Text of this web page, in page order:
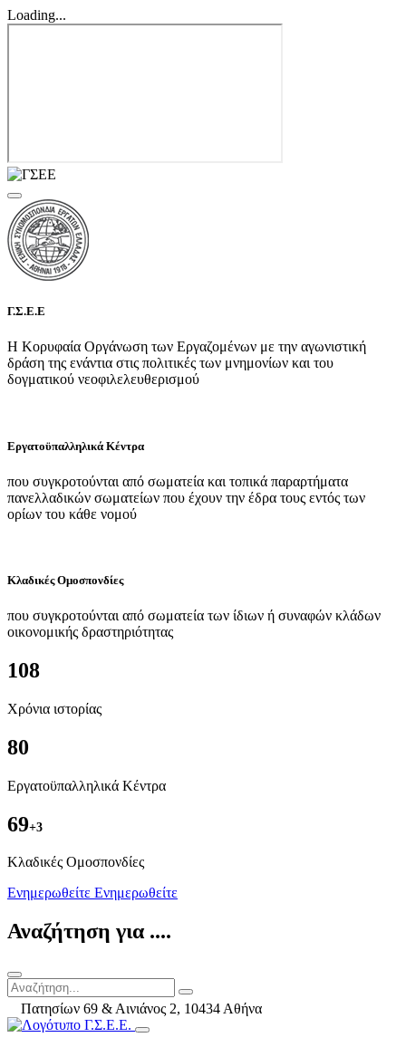
Loading...
Γ.Σ.Ε.Ε
Η Κορυφαία Οργάνωση των Εργαζομένων με την αγωνιστική
δράση της ενάντια στις πολιτικές των μνημονίων και του
δογματικού νεοφιλελευθερισμού
Εργατοϋπαλληλικά Κέντρα
που συγκροτούνται από σωματεία και τοπικά παραρτήματα
πανελλαδικών σωματείων που έχουν την έδρα τους εντός των
ορίων του κάθε νομού
Κλαδικές Ομοσπονδίες
που συγκροτούνται από σωματεία των ίδιων ή συναφών κλάδων
οικονομικής δραστηριότητας
108
Χρόνια ιστορίας
80
Εργατοϋπαλληλικά Κέντρα
69+3
Kλαδικές Ομοσπονδίες
Ενημερωθείτε Ενημερωθείτε
Αναζήτηση για ....
Πατησίων 69 & Αινιάνος 2, 10434 Αθήνα